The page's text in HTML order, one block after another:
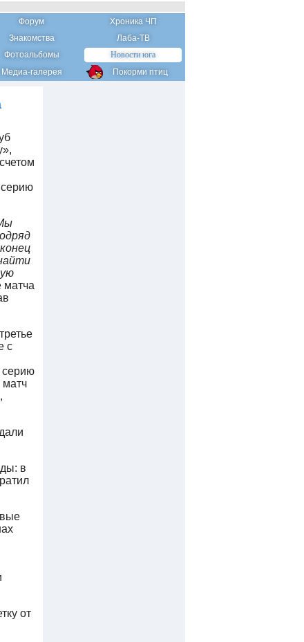
Форум
Хроника ЧП
Знакомства
Лаба-ТВ
Фотоальбомы
Новости юга
Медиа-галерея Покорми птиц
серию
матча
с
серию
матч
в
от